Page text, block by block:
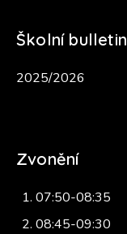
Školní bulletin
2025/2026
Zvonění
07:50-08:35
08:45-09:30